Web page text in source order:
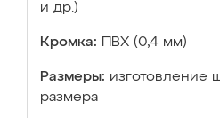
и др.)
Кромка: ПВХ (0,4 мм)
Размеры: изготовление
размера